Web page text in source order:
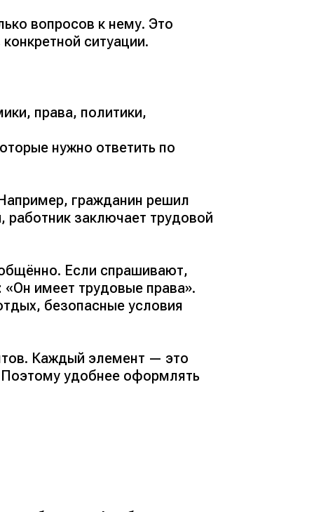
вопросов к нему. Это
ситуации.
права, политики,
нужно ответить по
гражданин решил
заключает трудовой
Если спрашивают,
«Он имеет трудовые права».
безопасные условия
Каждый элемент — это
удобнее оформлять